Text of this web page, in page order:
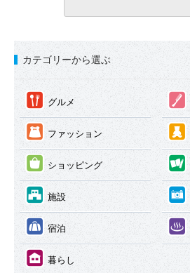
カテゴリーから選ぶ
① グルメ ②
③ ファッション ④
⑤ ショッピング ⑥
⑦ 施設 ⑧
⑨ 宿泊 ⑩
⑪ 暮らし